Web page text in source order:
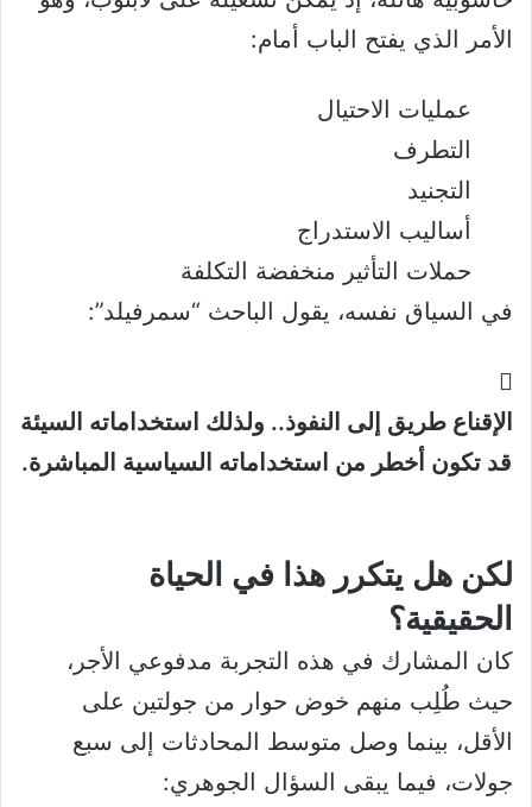
الأمر الذي يفتح الباب أمام:
عمليات الاحتيال
التطرف
التجنيد
أساليب الاستدراج
حملات التأثير منخفضة التكلفة
في السياق نفسه، يقول الباحث “سمرفيلد”:
الإقناع طريق إلى النفوذ.. ولذلك استخداماته السيئة
قد تكون أخطر من استخداماته السياسية المباشرة.
لكن هل يتكرر هذا في الحياة
الحقيقية؟
كان المشارك في هذه التجربة مدفوعي الأجر،
حيث طُلِب منهم خوض حوار من جولتين على
الأقل، بينما وصل متوسط المحادثات إلى سبع
جولات، فيما يبقى السؤال الجوهري: